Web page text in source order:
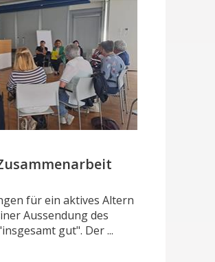
für ein aktives Altern
Aussendung des
gut". Der ...